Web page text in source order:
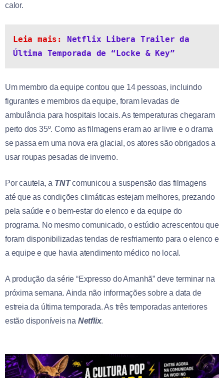
calor.
Leia mais: Netflix Libera Trailer da
Última Temporada de “Locke & Key”
Um membro da equipe contou que 14 pessoas, incluindo
figurantes e membros da equipe, foram levadas de
ambulância para hospitais locais. As temperaturas chegaram
perto dos 35º. Como as filmagens eram ao ar livre e o drama
se passa em uma nova era glacial, os atores são obrigados a
usar roupas pesadas de inverno.
Por cautela, a TNTcomunicou a suspensão das filmagens
até que as condições climáticas estejam melhores, prezando
pela saúde e o bem-estar do elenco e da equipe do
programa. No mesmo comunicado, o estúdio acrescentou que
foram disponibilizadas tendas de resfriamento para o elenco e
a equipe e que havia atendimento médico no local.
A produção da série “Expresso do Amanhã” deve terminar na
próxima semana. Ainda não informações sobre a data de
estreia da última temporada. As três temporadas anteriores
estão disponíveis na Netflix.